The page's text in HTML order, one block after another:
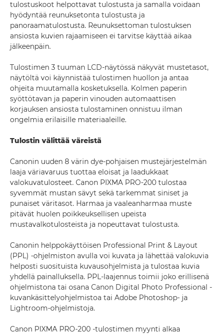
tulostuskoot helpottavat tulostusta ja samalla voidaan
hyödyntää reunuksetonta tulostusta ja
panoraamatulostusta. Reunuksettoman tulostuksen
ansiosta kuvien rajaamiseen ei tarvitse käyttää aikaa
jälkeenpäin.
Tulostimen 3 tuuman LCD-näytössä näkyvät mustetasot,
näytöltä voi käynnistää tulostimen huollon ja antaa
ohjeita muutamalla kosketuksella. Kolmen paperin
syöttötavan ja paperin vinouden automaattisen
korjauksen ansiosta tulostaminen onnistuu ilman
ongelmia erilaisille materiaaleille.
Tulostin välittää väreistä
Canonin uuden 8 värin dye-pohjaisen mustejärjestelmän
laaja väriavaruus tuottaa eloisat ja laadukkaat
valokuvatulosteet. Canon PIXMA PRO-200 tulostaa
syvemmät mustan sävyt sekä tarkemmat siniset ja
punaiset väritasot. Harmaa ja vaaleanharmaa muste
pitävät huolen poikkeuksellisen upeista
mustavalkotulosteista ja nopeuttavat tulostusta.
Canonin helppokäyttöisen Professional Print & Layout
(PPL) -ohjelmiston avulla voi kuvata ja lähettää valokuvia
helposti suosituista kuvausohjelmista ja tulostaa kuvia
yhdellä painalluksella. PPL-laajennus toimii joko erillisenä
ohjelmistona tai osana Canon Digital Photo Professional -
kuvankäsittelyohjelmistoa tai Adobe Photoshop- ja
Lightroom-ohjelmistoja.
Canon PIXMA PRO-200 -tulostimen myynti alkaa